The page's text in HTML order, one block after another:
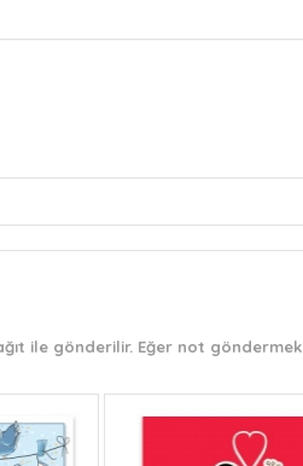
ile gönderilir. Eğer not göndermek